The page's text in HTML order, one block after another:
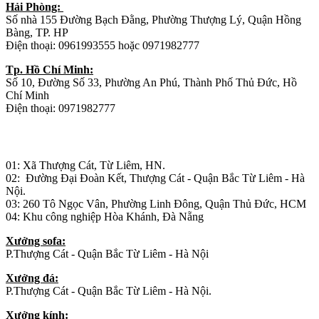
Hải Phòng:
Số nhà 155 Đường Bạch Đằng, Phường Thượng Lý, Quận Hồng
Bàng, TP. HP
Điện thoại: 0961993555 hoặc 0971982777
Tp. Hồ Chí Minh:
Số 10, Đường Số 33, Phường An Phú, Thành Phố Thủ Đức, Hồ
Chí Minh
Điện thoại: 0971982777
01: Xã Thượng Cát, Từ Liêm, HN.
02: Đường Đại Đoàn Kết, Thượng Cát - Quận Bắc Từ Liêm - Hà
Nội.
03: 260 Tô Ngọc Vân, Phường Linh Đông, Quận Thủ Đức, HCM
04: Khu công nghiệp Hòa Khánh, Đà Nẵng
Xưởng sofa:
P.Thượng Cát - Quận Bắc Từ Liêm - Hà Nội
Xưởng đá:
P.Thượng Cát - Quận Bắc Từ Liêm - Hà Nội.
Xưởng kính: